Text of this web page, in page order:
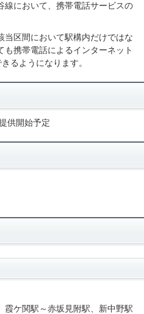
線において、携帯電話サービスの
当区間において駅構内だけではな
も携帯電話によるインターネット
るようになります。
供開始予定
霞ケ関駅～赤坂見附駅、新中野駅